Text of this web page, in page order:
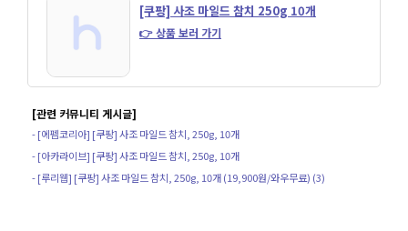
[쿠팡] 사조 마일드 참치 250g 10개
👉 상품 보러 가기
[관련 커뮤니티 게시글]
- [에펨코리아] [쿠팡] 사조 마일드 참치, 250g, 10개
- [아카라이브] [쿠팡] 사조 마일드 참치, 250g, 10개
- [루리웹] [쿠팡] 사조 마일드 참치, 250g, 10개 (19,900원/와우무료) (3)